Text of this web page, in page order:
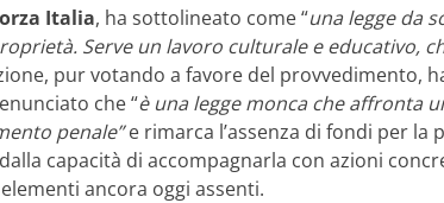
Italia, ha sottolineato come “una legge da
Serve un lavoro culturale e educativo,
pur votando a favore del provvedimento,
che “è una legge monca che affronta
penale”e rimarca l’assenza di fondi per la
capacità di accompagnarla con azioni
ancora oggi assenti.